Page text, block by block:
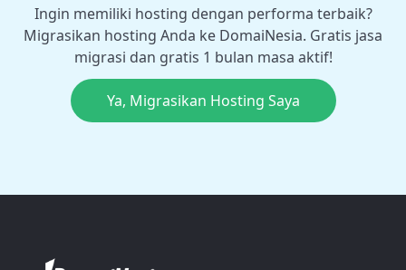
Ingin memiliki hosting dengan performa terbaik?
Migrasikan hosting Anda ke DomaiNesia. Gratis jasa
migrasi dan gratis 1 bulan masa aktif!
Ya, Migrasikan Hosting Saya